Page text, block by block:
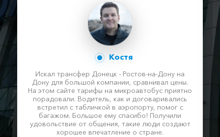
Костя
Искал трансфер Донецк - Ростов-на-Дону на
Дону для большой компании, сравнивал цены.
На этом сайте тарифы на микроавтобус приятно
порадовали. Водитель, как и договаривались
встретил с табличкой в аэропорту, помог с
багажом. Большое ему спасибо! Получили
удовольствие от общения, такие люди создают
хорошее впечатление о стране.